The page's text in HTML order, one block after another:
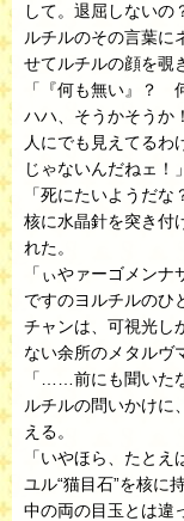
して。退屈しないの
ルチルのその言葉に
せてルチルの顔を覗
「『何も無い』？
ハハ、そうかそう
人にでも見えてる
じゃないんだねェ！」
「死にたいようだな
核に水晶針を突き付
れた。
「ぃやァーゴメン
ですのヨルチルのひ
チャンは、可視光し
ない余所のメタルヴ
「……前にも聞いた
ルチルの問いかけに
える。
「いやほら、たと
ユル“猫目石”を核に
中の両の目玉とは違